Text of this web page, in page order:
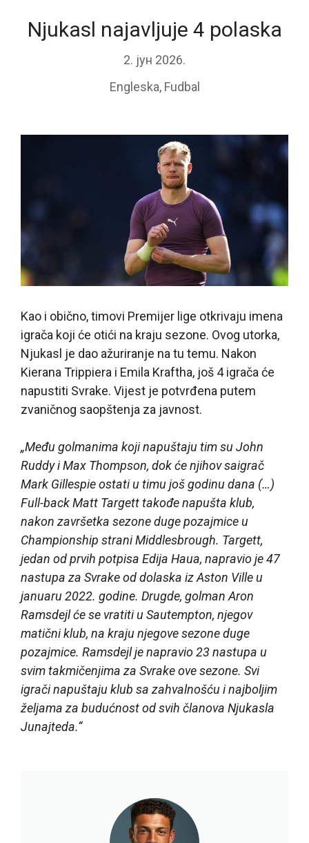
Njukasl najavljuje 4 polaska
2. јун 2026.
Engleska, Fudbal
Kao i obično, timovi Premijer lige otkrivaju imena
igrača koji će otići na kraju sezone. Ovog utorka,
Njukasl je dao ažuriranje na tu temu. Nakon
Kierana Trippiera i Emila Kraftha, još 4 igrača će
napustiti Svrake. Vijest je potvrđena putem
zvaničnog saopštenja za javnost.
„Među golmanima koji napuštaju tim su John
Ruddy i Max Thompson, dok će njihov saigrač
Mark Gillespie ostati u timu još godinu dana (…)
Full-back Matt Targett takođe napušta klub,
nakon završetka sezone duge pozajmice u
Championship strani Middlesbrough. Targett,
jedan od prvih potpisa Edija Haua, napravio je 47
nastupa za Svrake od dolaska iz Aston Ville u
januaru 2022. godine. Drugde, golman Aron
Ramsdejl će se vratiti u Sautempton, njegov
matični klub, na kraju njegove sezone duge
pozajmice. Ramsdejl je napravio 23 nastupa u
svim takmičenjima za Svrake ove sezone. Svi
igrači napuštaju klub sa zahvalnošću i najboljim
željama za budućnost od svih članova Njukasla
Junajteda.“